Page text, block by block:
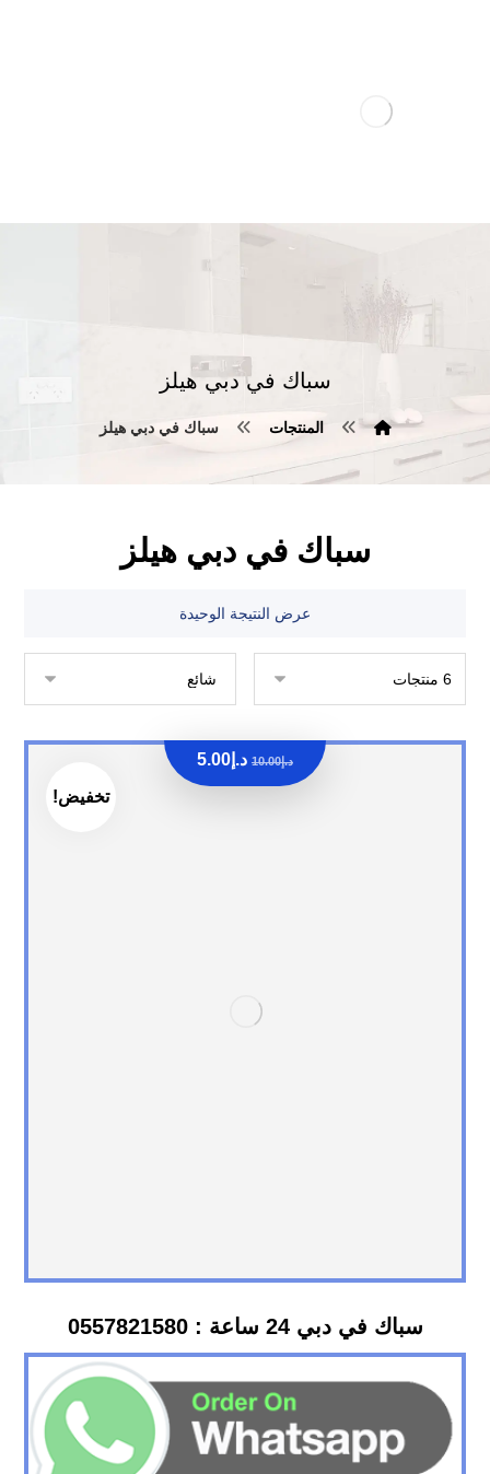
سباك في دبي هيلز
المنتجات سباك في دبي هيلز
سباك في دبي هيلز
عرض النتيجة الوحيدة
تخفيض!
سباك في دبي 24 ساعة : 0557821580
د.إ10.00 د.إ 5.00